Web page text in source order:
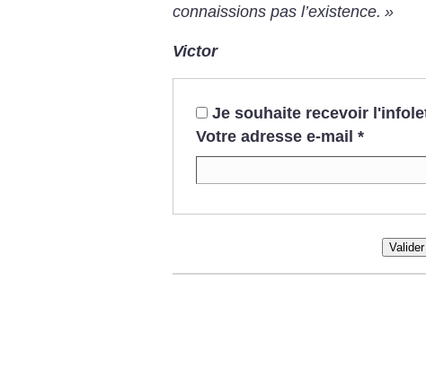
connaissions pas l’existence. »
Victor
Je souhaite recevoir
Votre adresse e-mail *
Valider